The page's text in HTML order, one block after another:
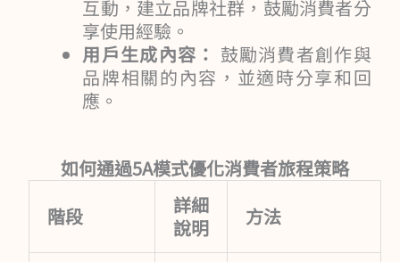
互動，建立品牌社群，鼓勵消費者分
享使用經驗。
用戶生成內容： 鼓勵消費者創作與
品牌相關的內容，並適時分享和回
應。
如何通過5A模式優化消費者旅程策略
階段
詳細
說明
方法